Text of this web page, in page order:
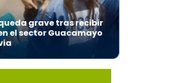
grave tras recibir
el sector Guacamayo